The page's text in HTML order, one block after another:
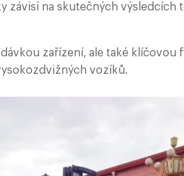
závisí na skutečných
zařízení, ale také klíčovou
vozíků.